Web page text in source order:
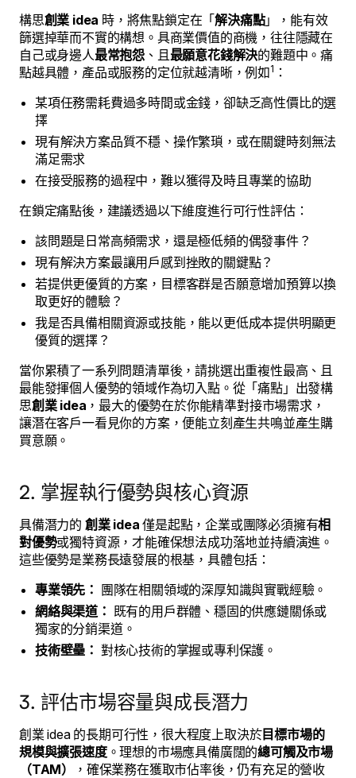
構思創業 idea 時，將焦點鎖定在「解決痛點」，能有效
篩選掉華而不實的構想。具商業價值的商機，往往隱藏在
自己或身邊人最常抱怨 、且最願意花錢解決的難題中。痛
點越具體，產品或服務的定位就越清晰，例如1 ：
某項任務需耗費過多時間或金錢，卻缺乏高性價比的選
擇
現有解決方案品質不穩、操作繁瑣，或在關鍵時刻無法
滿足需求
在接受服務的過程中，難以獲得及時且專業的協助
在鎖定痛點後，建議透過以下維度進行可行性評估：
該問題是日常高頻需求，還是極低頻的偶發事件？
現有解決方案最讓用戶感到挫敗的關鍵點？
若提供更優質的方案，目標客群是否願意增加預算以換
取更好的體驗？
我是否具備相關資源或技能，能以更低成本提供明顯更
優質的選擇？
當你累積了一系列問題清單後，請挑選出重複性最高、且
最能發揮個人優勢的領域作為切入點。從「痛點」出發構
思創業 idea ，最大的優勢在於你能精準對接市場需求，
讓潛在客戶一看見你的方案，便能立刻產生共鳴並產生購
買意願。
2. 掌握執行優勢與核心資源
具備潛力的 創業 idea 僅是起點，企業或團隊必須擁有相
對優勢或獨特資源，才能確保想法成功落地並持續演進。
這些優勢是業務長遠發展的根基，具體包括：
專業領先： 團隊在相關領域的深厚知識與實戰經驗。
網絡與渠道： 既有的用戶群體、穩固的供應鏈關係或
獨家的分銷渠道。
技術壁壘： 對核心技術的掌握或專利保護。
3. 評估市場容量與成長潛力
創業 idea 的長期可行性，很大程度上取決於目標市場的
規模與擴張速度。理想的市場應具備廣闊的總可觸及市場
（TAM）
，確保業務在獲取市佔率後，仍有充足的營收